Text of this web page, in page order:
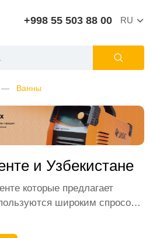
+998 55 503 88 00 RU
Ванны
и Узбекистане
которые предлагает
широким спросом
Мы обеспечиваем лучшие
товара. Ванны в